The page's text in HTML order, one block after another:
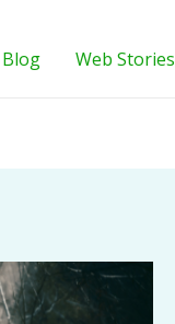
Blog Web Stories